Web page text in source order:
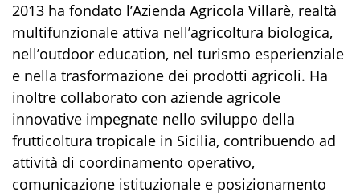
2013 ha fondato l’Azienda Agricola Villarè, realtà
multifunzionale attiva nell’agricoltura biologica,
nell’outdoor education, nel turismo esperienziale
e nella trasformazione dei prodotti agricoli. Ha
inoltre collaborato con aziende agricole
innovative impegnate nello sviluppo della
frutticoltura tropicale in Sicilia, contribuendo ad
attività di coordinamento operativo,
comunicazione istituzionale e posizionamento